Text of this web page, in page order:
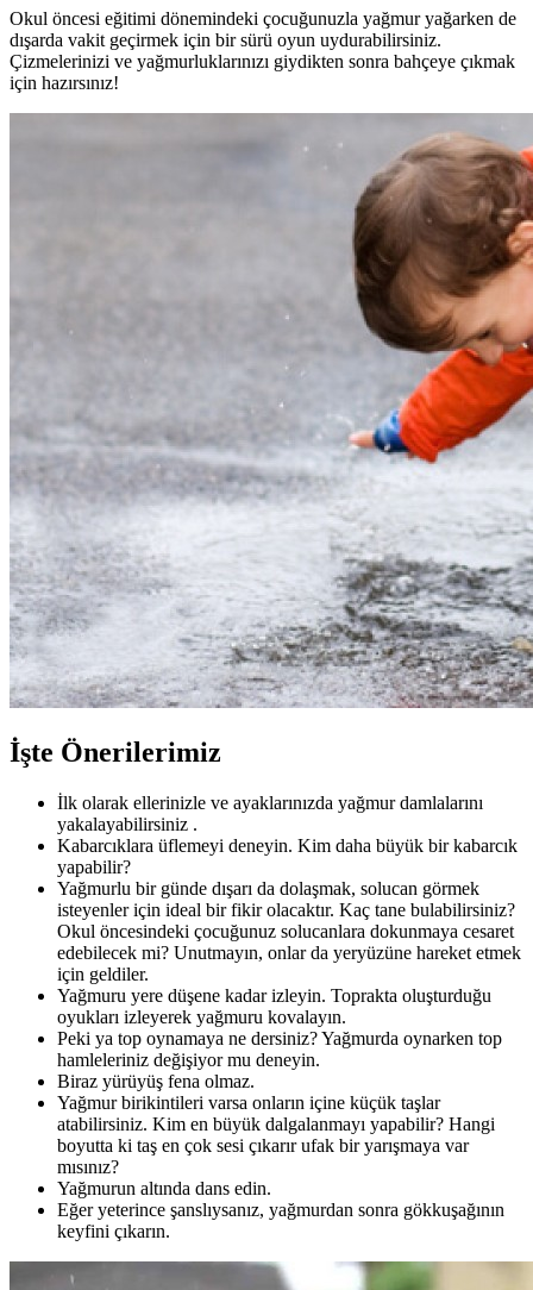
Okul öncesi eğitimi dönemindeki çocuğunuzla yağmur yağarken de
dışarda vakit geçirmek için bir sürü oyun uydurabilirsiniz.
Çizmelerinizi ve yağmurluklarınızı giydikten sonra bahçeye çıkmak
için hazırsınız!
İşte Önerilerimiz
İlk olarak ellerinizle ve ayaklarınızda yağmur damlalarını
yakalayabilirsiniz .
Kabarcıklara üflemeyi deneyin. Kim daha büyük bir kabarcık
yapabilir?
Yağmurlu bir günde dışarı da dolaşmak, solucan görmek
isteyenler için ideal bir fikir olacaktır. Kaç tane bulabilirsiniz?
Okul öncesindeki çocuğunuz solucanlara dokunmaya cesaret
edebilecek mi? Unutmayın, onlar da yeryüzüne hareket etmek
için geldiler.
Yağmuru yere düşene kadar izleyin. Toprakta oluşturduğu
oyukları izleyerek yağmuru kovalayın.
Peki ya top oynamaya ne dersiniz? Yağmurda oynarken top
hamleleriniz değişiyor mu deneyin.
Biraz yürüyüş fena olmaz.
Yağmur birikintileri varsa onların içine küçük taşlar
atabilirsiniz. Kim en büyük dalgalanmayı yapabilir? Hangi
boyutta ki taş en çok sesi çıkarır ufak bir yarışmaya var
mısınız?
Yağmurun altında dans edin.
Eğer yeterince şanslıysanız, yağmurdan sonra gökkuşağının
keyfini çıkarın.